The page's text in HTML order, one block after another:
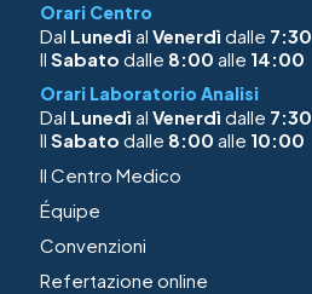
Orari Centro
Dal Lunedì al Venerdì dalle 7:30
Il Sabato dalle 8:00 alle 14:00
Orari Laboratorio Analisi
Dal Lunedì al Venerdì dalle 7:30
Il Sabato dalle 8:00 alle 10:00
Il Centro Medico
Équipe
Convenzioni
Refertazione online